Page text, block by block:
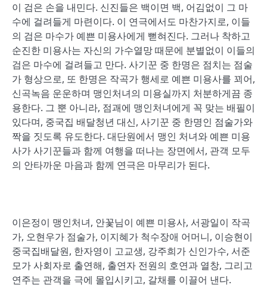
이 검은 손을 내민다. 신진들은 백이면 백, 어김없이 그 마
수에 걸려들게 마련이다. 이 연극에서도 마찬가지로, 이들
의 검은 마수가 예쁜 미용사에게 뻗혀진다. 그러나 착하고
순진한 미용사는 자신의 가수열망 때문에 분별없이 이들의
검은 마수에 걸려들고 만다. 사기꾼 중 한명은 점치는 점술
가 형상으로, 또 한명은 작곡가 행세로 예쁜 미용사를 꾀어,
신곡녹음 운운하며 맹인처녀의 미용실까지 처분하게끔 종
용한다. 그 뿐 아니라, 점괘에 맹인처녀에게 꼭 맞는 배필이
있다며, 중국집 배달청년 대신, 사기꾼 중 한명인 점술가와
짝을 짓도록 유도한다. 대단원에서 맹인 처녀와 예쁜 미용
사가 사기꾼들과 함께 여행을 떠나는 장면에서, 관객 모두
의 안타까운 마음과 함께 연극은 마무리가 된다.
이은정이 맹인처녀, 안꽃님이 예쁜 미용사, 서광일이 작곡
가, 오현우가 점술가, 이지혜가 척수장애 어머니, 이승현이
중국집배달원, 한자영이 고교생, 강주희가 신인가수, 서준
모가 사회자로 출연해, 출연자 전원의 호연과 열창, 그리고
연주는 관객을 극에 몰입시키고, 갈채를 이끌어 낸다.